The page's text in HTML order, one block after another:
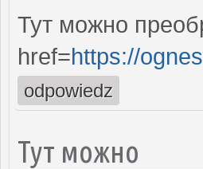
Тут можно
href=https://
odpowiedz
Тут можно